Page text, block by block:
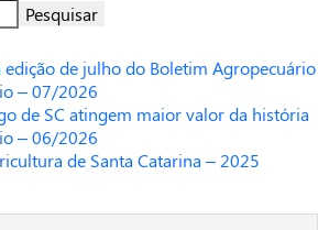
Pesquisar
edição de julho do Boletim Agropecuário
– 07/2026
de SC atingem maior valor da história
– 06/2026
de Santa Catarina – 2025